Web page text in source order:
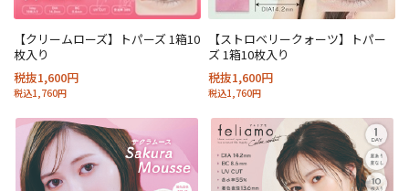
【クリームローズ】トパーズ 1箱10
枚入り
税抜1,600円
税込1,760円
【ストロベリークォーツ】トパー
ズ 1箱10枚入り
税抜1,600円
税込1,760円